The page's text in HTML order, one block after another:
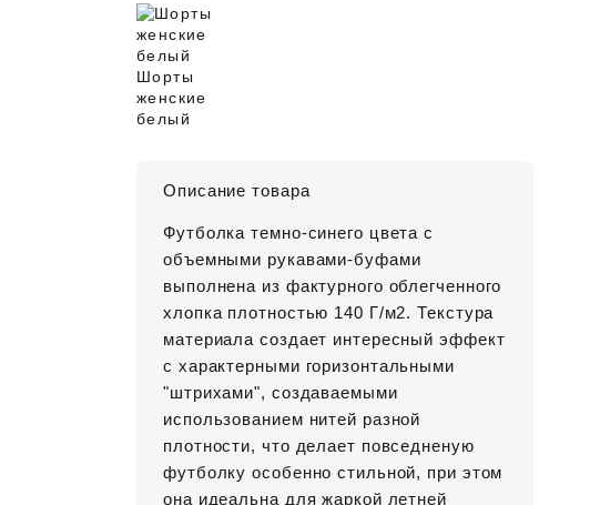
Шорты
женские
белый
Описание товара
Футболка темно-синего цвета с
объемными рукавами-буфами
выполнена из фактурного облегченного
хлопка плотностью 140 Г/м2. Текстура
материала создает интересный эффект
с характерными горизонтальными
"штрихами", создаваемыми
использованием нитей разной
плотности, что делает повседненую
футболку особенно стильной, при этом
она идеальна для жаркой летней